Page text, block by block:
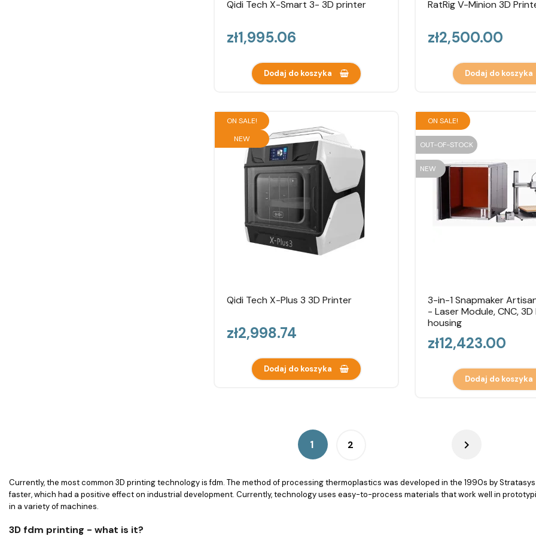
Qidi Tech X-Smart 3- 3D printer
Price
zł1,995.06
Dodaj do koszyka
RatRig V-Minion 3D
Price
zł2,500.00
Dodaj do koszyka
ON SALE!
NEW
Qidi Tech X-Plus 3 3D Printer
Price
zł2,998.74
Dodaj do koszyka
ON SALE!
OUT-OF-STOCK
NEW
3-in-1 Snapmaker
- Laser Module, CNC,
housing
Price
zł12,423.00
Dodaj do koszyka
1 2 
Currently, the most common 3D printing technology is fdm. The method of processing thermoplastics was developed in the 1990s by
faster, which had a positive effect on industrial development. Currently, technology uses easy-to-process materials that work well in
in a variety of machines.
3D fdm printing - what is it?